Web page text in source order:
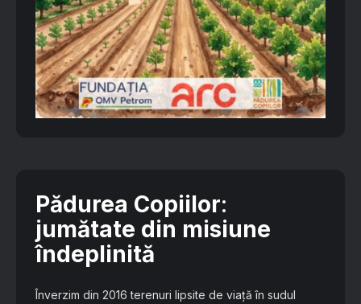
Pădurea Copiilor:
jumătate din misiune
îndeplinită
Înverzim din 2016 terenuri lipsite de viață în sudul